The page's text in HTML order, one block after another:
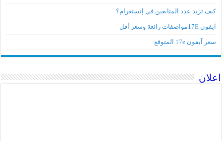
كيف تزيد عدد المتابعين في إنستغرام؟
آيفون 17Eمواصفات رائعة وسعر أقل
سعر آيفون 17e المتوقع
اعلان